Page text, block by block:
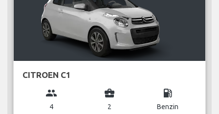
CITROEN C1
group
4
business_center
2
local_gas_station
Benzin